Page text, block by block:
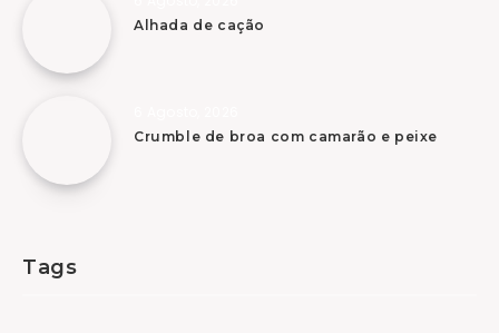
Alhada de cação
Crumble de broa com camarão e peixe
Tags